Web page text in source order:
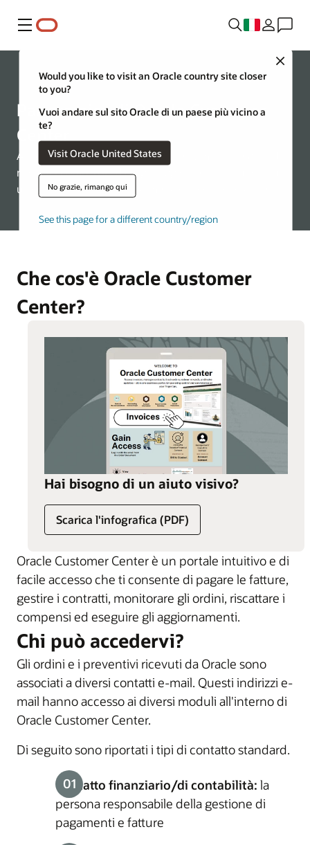
Menu
Close
Would you like to visit an Oracle country site closer
to you?
Vuoi andare sul sito Oracle di un paese più vicino a
te?
Visit Oracle United States
No grazie, rimango qui
See this page for a different country/region
Risorse
Panoramica di Oracle Customer
Center
Accedi alle fatture, gestisci i contratti, monitora gli ordini,
riscatta i compensi ed esegui aggiornamenti, tutto in un
unico portale per garantire maggiore controllo e praticità
Che cos'è Oracle Customer
Center?
Hai bisogno di un aiuto visivo?
Scarica l'infografica (PDF)
Oracle Customer Center è un portale intuitivo e di
facile accesso che ti consente di pagare le fatture,
gestire i contratti, monitorare gli ordini, riscattare i
compensi ed eseguire gli aggiornamenti.
Chi può accedervi?
Gli ordini e i preventivi ricevuti da Oracle sono
associati a diversi contatti e-mail. Questi indirizzi e-
mail hanno accesso ai diversi moduli all'interno di
Oracle Customer Center.
Di seguito sono riportati i tipi di contatto standard.
Contatto finanziario/di contabilità: la
persona responsabile della gestione di
pagamenti e fatture